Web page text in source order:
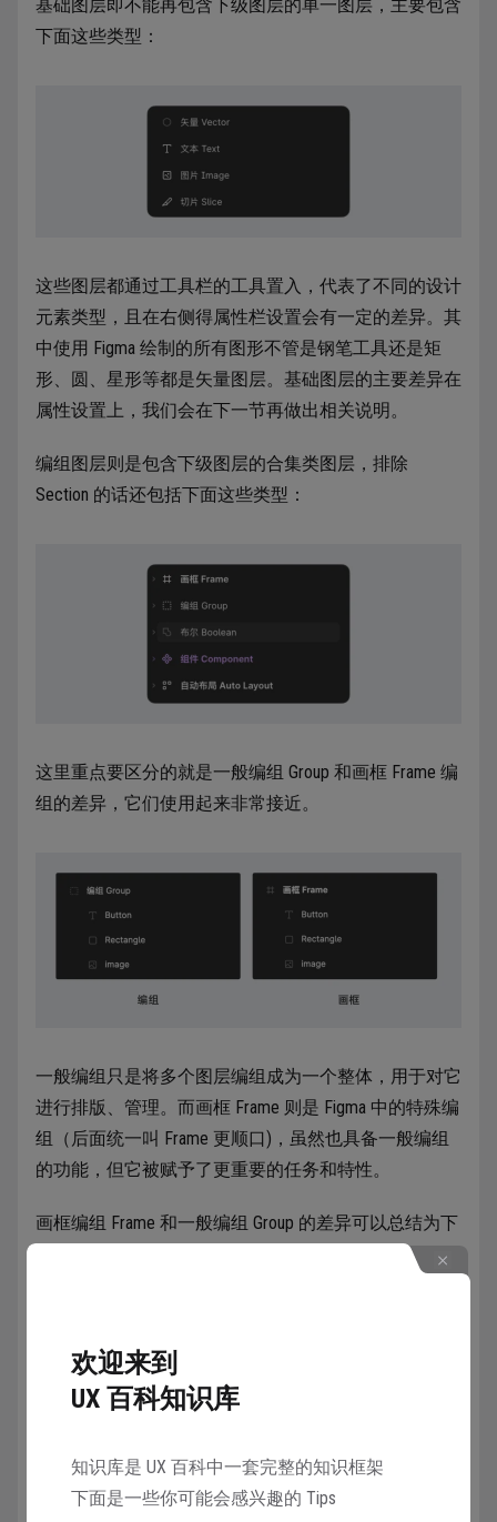
基础图层即不能再包含下级图层的单一图层，主要包含
下面这些类型：
这些图层都通过工具栏的工具置入，代表了不同的设计
元素类型，且在右侧得属性栏设置会有一定的差异。其
中使用 Figma 绘制的所有图形不管是钢笔工具还是矩
形、圆、星形等都是矢量图层。基础图层的主要差异在
属性设置上，我们会在下一节再做出相关说明。
编组图层则是包含下级图层的合集类图层，排除
Section 的话还包括下面这些类型：
这里重点要区分的就是一般编组 Group 和画框 Frame 编
组的差异，它们使用起来非常接近。
一般编组只是将多个图层编组成为一个整体，用于对它
进行排版、管理。而画框 Frame 则是 Figma 中的特殊编
组（后面统一叫 Frame 更顺口)，虽然也具备一般编组
的功能，但它被赋予了更重要的任务和特性。
画框编组 Frame 和一般编组 Group 的差异可以总结为下
中，我们需要用 Frame 作为界面设计的画板，只有内
容被置入到 Frame 中，才能在演示模式下被显示出
响应模式：元素置入 Frame 可以激活响应设置，
对 Frame 的缩放逻辑类似浏览器窗口的调节，是对下
欢迎来到
UX 百科知识库
知识库是 UX 百科中一套完整的知识框架
下面是一些你可能会感兴趣的 Tips